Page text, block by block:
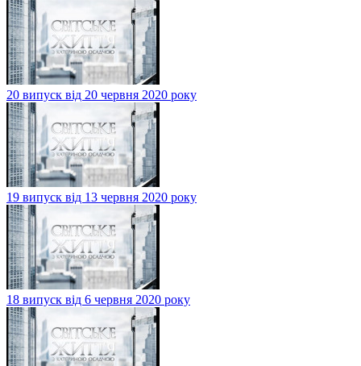
20 випуск від 20 червня 2020 року
19 випуск від 13 червня 2020 року
18 випуск від 6 червня 2020 року